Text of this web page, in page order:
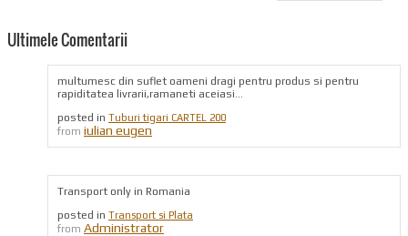
Ultimele Comentarii
multumesc din suflet oameni dragi pentru produs si pentru
rapiditatea livrarii,ramaneti aceiasi...
posted in Tuburi tigari CARTEL 200
from iulian eugen
Transport only in Romania
posted in Transport si Plata
from Administrator